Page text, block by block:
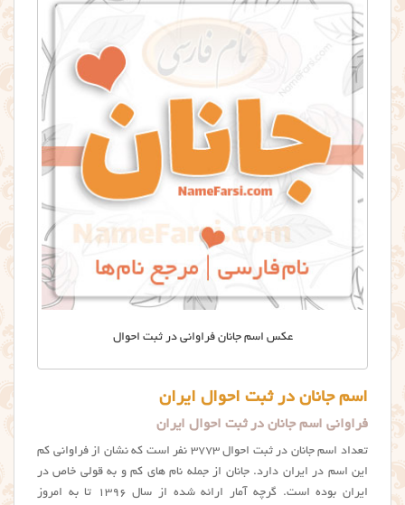
عکس اسم جانان فراوانی در ثبت احوال
اسم جانان در ثبت احوال ایران
فراوانی اسم جانان در ثبت احوال ایران
تعداد اسم جانان در ثبت احوال ۳۷۷۳ نفر است که نشان از فراوانی کم
این اسم در ایران دارد. جانان از جمله نام های کم و به قولی خاص در
ایران بوده است. گرچه آمار ارائه شده از سال ۱۳۹۶ تا به امروز